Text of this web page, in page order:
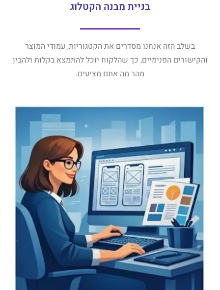
בניית מבנה הקטלוג
בשלב הזה אנחנו מסדרים את הקטגוריות, עמודי המוצר
והקישורים הפנימיים, כך שהלקוח יוכל להתמצא בקלות ולהבין
מהר מה אתם מציעים.